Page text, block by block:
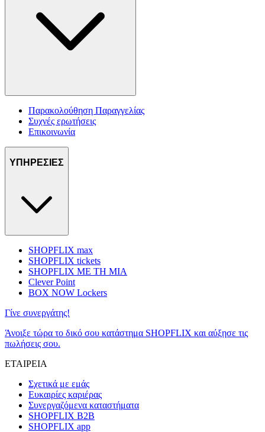
Παρακολούθηση Παραγγελίας
Συχνές ερωτήσεις
Επικοινωνία
ΥΠΗΡΕΣΙΕΣ
SHOPFLIX max
SHOPFLIX tickets
SHOPFLIX ΜΕ ΤΗ ΜΙΑ
Clever Point
BOX NOW Lockers
Γίνε συνεργάτης!
Άνοιξε τώρα το δικό σου κατάστημα SHOPFLIX και αύξησε τις
πωλήσεις σου.
ΕΤΑΙΡΕΙΑ
Σχετικά με εμάς
Ευκαιρίες καριέρας
Συνεργαζόμενα καταστήματα
SHOPFLIX B2B
SHOPFLIX app